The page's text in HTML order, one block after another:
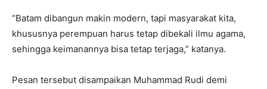
“Batam dibangun makin modern, tapi masyarakat kita,
khususnya perempuan harus tetap dibekali ilmu agama,
sehingga keimanannya bisa tetap terjaga,” katanya.
Pesan tersebut disampaikan Muhammad Rudi demi